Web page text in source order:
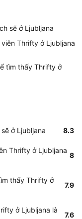
sẽ ở Ljubljana
Thrifty ở Ljubljana
tìm thấy Thrifty ở
ở Ljubljana 8.3
Thrifty ở Ljubljana
8
thấy Thrifty ở
7.9
ở Ljubljana là
7.6